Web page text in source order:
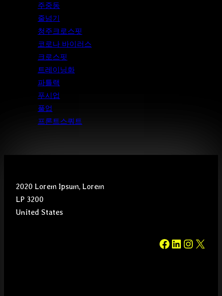
주중동
줄넘기
청주크로스핏
코로나 바이러스
크로스핏
트레이닝화
파틀랙
푸시업
풀업
프론트스쿼트
2020 Lorem Ipsum, Lorem
LP 3200
United States
# # # #